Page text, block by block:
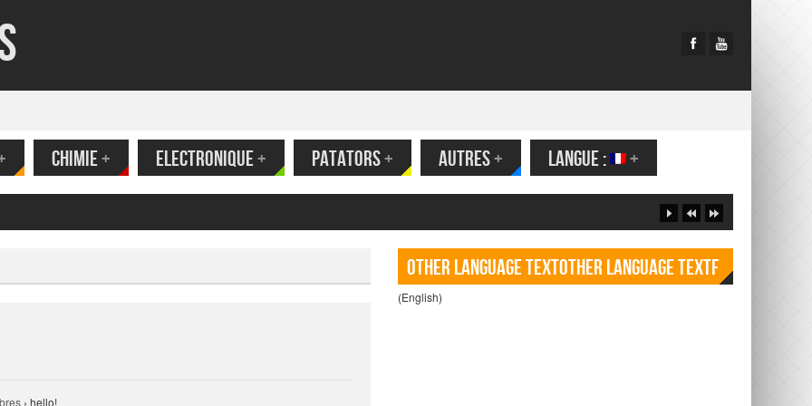
CHIMIE+ ELECTRONIQUE+ PATATORS+ AUTRES+ LANGUE : +
› hello!
Other language TextOther language Textf
(English)